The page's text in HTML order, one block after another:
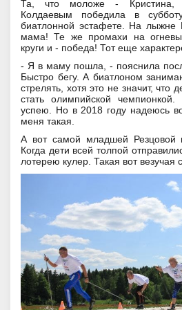
Та, что моложе - Кристина,
Колдаевым победила в
биатлонной эстафете. На лыжне
мама! Те же промахи на
круги и - победа! Тот еще
- Я в маму пошла, - пояснила
Быстро бегу. А биатлоном
стрелять, хотя это не значит, что
стать олимпийской
успею. Но в 2018 году надеюсь
меня такая.
А вот самой младшей Резцовой
Когда дети всей толпой
лотерею кулер. Такая вот везучая